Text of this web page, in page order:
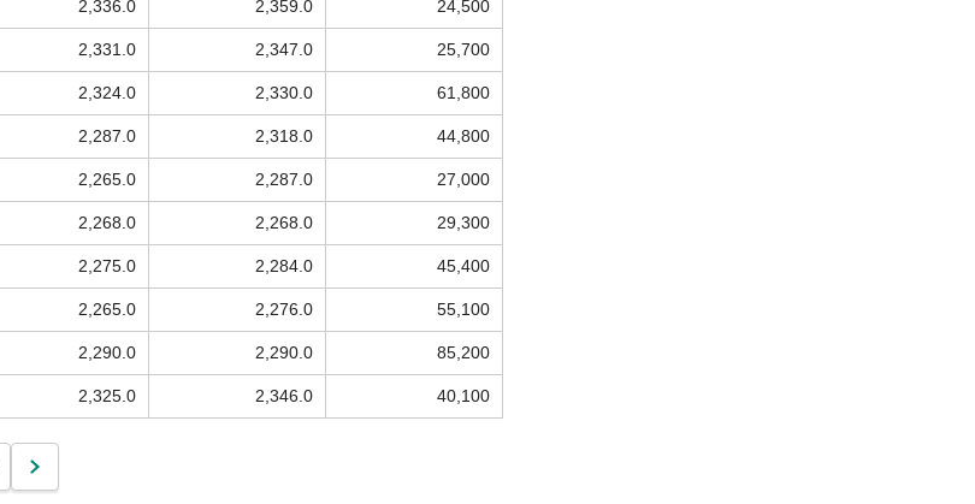
2,336.0 2,359.0 24,500
2,331.0 2,347.0 25,700
2,324.0 2,330.0 61,800
2,287.0 2,318.0 44,800
2,265.0 2,287.0 27,000
2,268.0 2,268.0 29,300
2,275.0 2,284.0 45,400
2,265.0 2,276.0 55,100
2,290.0 2,290.0 85,200
2,325.0 2,346.0 40,100